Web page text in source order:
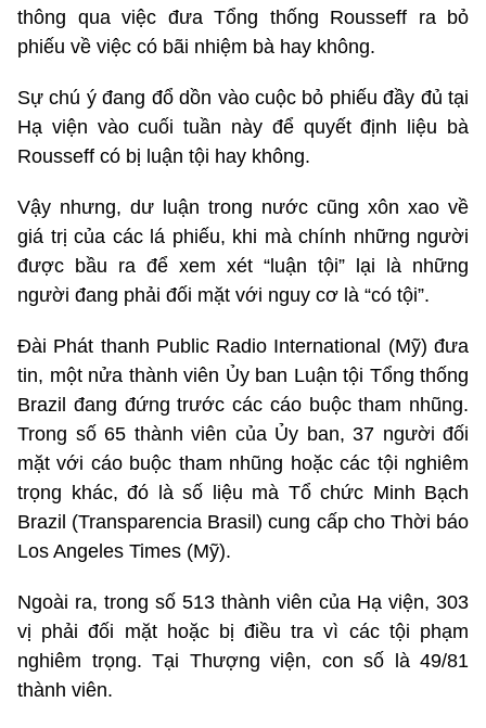
thông qua việc đưa Tổng thống Rousseff ra bỏ
phiếu về việc có bãi nhiệm bà hay không.
Sự chú ý đang đổ dồn vào cuộc bỏ phiếu đầy đủ tại
Hạ viện vào cuối tuần này để quyết định liệu bà
Rousseff có bị luận tội hay không.
Vậy nhưng, dư luận trong nước cũng xôn xao về
giá trị của các lá phiếu, khi mà chính những người
được bầu ra để xem xét “luận tội” lại là những
người đang phải đối mặt với nguy cơ là “có tội”.
Đài Phát thanh Public Radio International (Mỹ) đưa
tin, một nửa thành viên Ủy ban Luận tội Tổng thống
Brazil đang đứng trước các cáo buộc tham nhũng.
Trong số 65 thành viên của Ủy ban, 37 người đối
mặt với cáo buộc tham nhũng hoặc các tội nghiêm
trọng khác, đó là số liệu mà Tổ chức Minh Bạch
Brazil (Transparencia Brasil) cung cấp cho Thời báo
Los Angeles Times (Mỹ).
Ngoài ra, trong số 513 thành viên của Hạ viện, 303
vị phải đối mặt hoặc bị điều tra vì các tội phạm
nghiêm trọng. Tại Thượng viện, con số là 49/81
thành viên.